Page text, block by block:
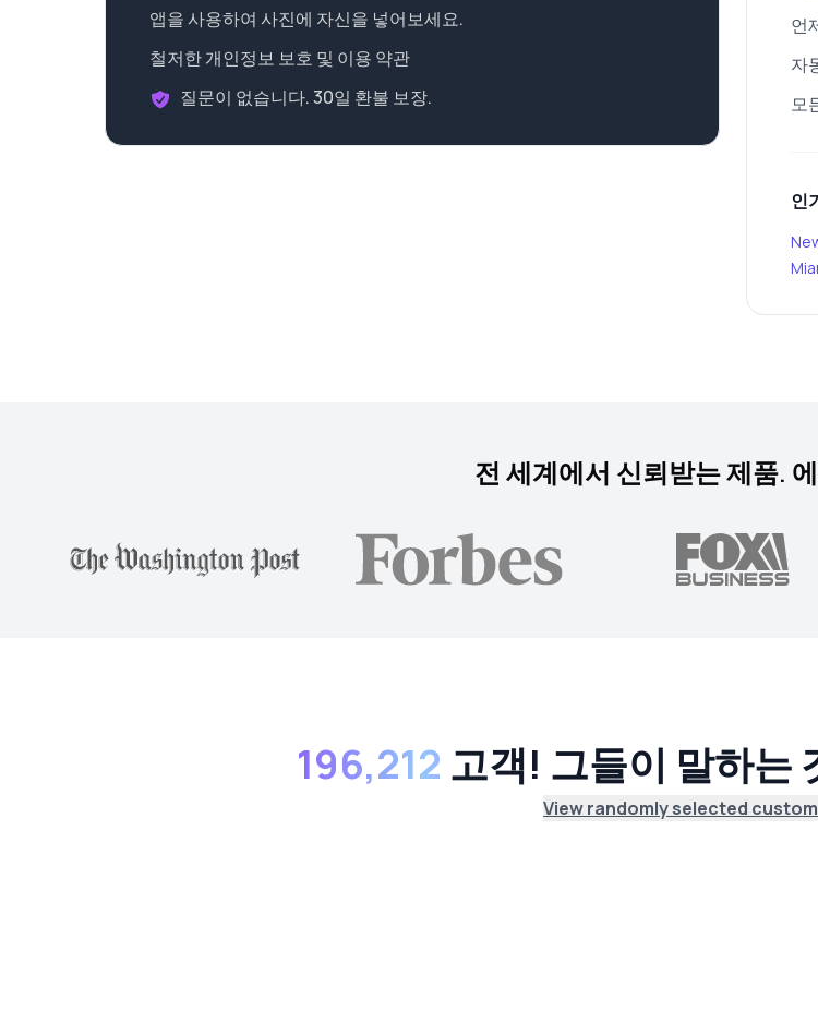
앱을 사용하여 사진에 자신을 넣어보세요.
철저한 개인정보 보호 및 이용 약관
질문이 없습니다. 30일 환불 보장.
언
자
모
인
전 세계에서 신뢰받는 제품.
196,212 고객! 그들이 말하는
View randomly selected